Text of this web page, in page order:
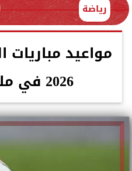
رياضة
2026 في ملاعب العالم